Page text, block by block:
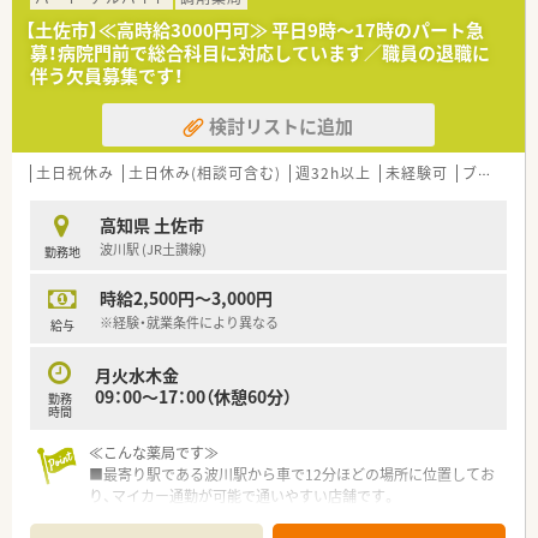
と効率化を進められています。
＜業務内容＞
■処方箋による調剤業務、服薬指導、薬剤情報の提供など
■全体の応需処方箋枚数は80枚/日で、薬剤師4名、事務員3名の
方が在籍されています。
＜研修制度＞
開催もあります。
＜法人特徴＞
い健康をお届けされています。
■平成25年に開業をされ外来処方箋対応・在宅業務（施設・居宅
■一包化監査システム導入やＬＩＮＥで処方箋受付・呼び出しベ
ルの導入など便利さも大切にされています。
■法人としては、地元で肥料卸をされていた歴史もあり、息子さ
■従業員の方は40代～60代まで幅広い勤務されており、薬剤師4
名、事務員3名と所帯は大きめです。
【土佐市】≪高時給3000円可≫ 平日9時～17時のパート急
募！病院門前で総合科目に対応しています／職員の退職に
伴う欠員募集です！
検討リストに追加
土日祝休み 土日休み(相談可含む) 週32h以上 未経験可 ブランク可
勤務地
高知県 土佐市
波川駅 (JR土讃線)
給与
時給2,500円～3,000円
※経験・就業条件により異なる
勤務
時間
月火水木金
09：00～17：00（休憩60分）
≪こんな薬局です≫
■最寄り駅である波川駅から車で12分ほどの場所に位置してお
り、マイカー通勤が可能で通いやすい店舗です。